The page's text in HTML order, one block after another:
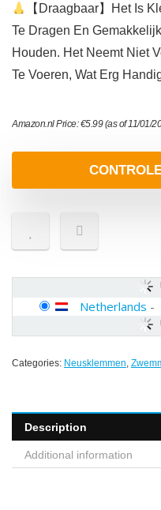
【Draagbaar】Het Is
Te Dragen En
Houden. Het Neemt Niet
Te Voeren, Wat Erg
Amazon.nl Price:€5.99(as of 11/01/
Netherlands -
Categories: Neusklemmen,
Description
Additional information